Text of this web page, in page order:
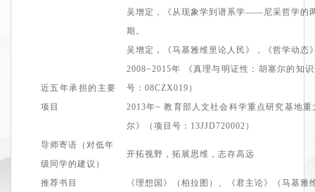
吴增定，
《 从现象学到谱系学——尼采哲学的
期 。
吴增定，
《马基雅维里论人民 》 ，《哲学动态
近五年承担的主要
项目
2008~2015年 《真理与明证性：胡塞尔的知
号： 08CZX019 ）
2013年~ 教育部人文社会科学重点研究基地重
尔》 （ 项目号： 13JJD720002）
导师寄语（对低年
级同学的建议）
开拓视野，拓展思维，志存高远
推荐书目
《理想国》（柏拉图）、《君主论》（马基